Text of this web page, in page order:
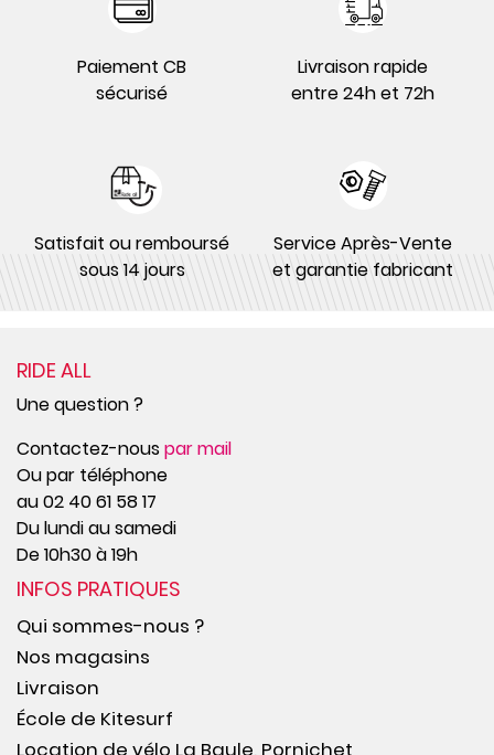
Paiement CB
sécurisé
Livraison rapide
entre 24h et 72h
Satisfait ou remboursé
sous 14 jours
Service Après-Vente
et garantie fabricant
RIDE ALL
Une question ?
Contactez-nouspar mail
Ou par téléphone
au 02 40 61 58 17
Du lundi au samedi
De 10h30 à 19h
INFOS PRATIQUES
Qui sommes-nous ?
Nos magasins
Livraison
École de Kitesurf
Location de vélo La Baule, Pornichet